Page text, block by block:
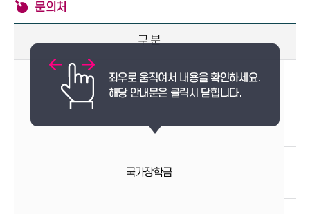
문의처
구 분
교내장학금
국가장학금